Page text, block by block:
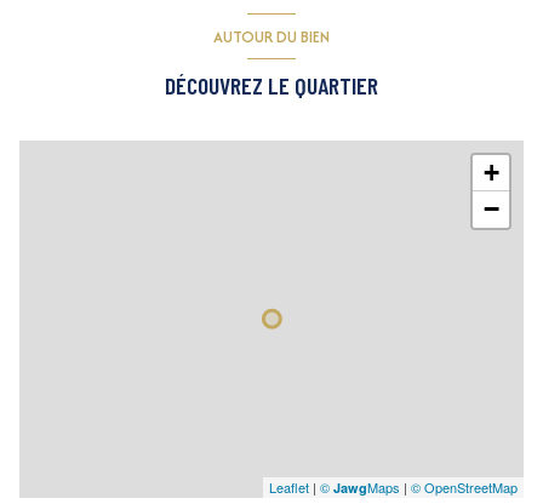
AUTOUR DU BIEN
DÉCOUVREZ LE QUARTIER
+
−
Leaflet | © JawgMaps | © OpenStreetMap